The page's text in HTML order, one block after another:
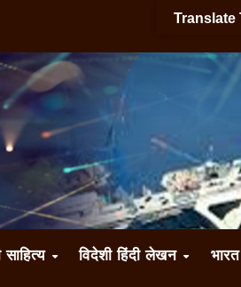
साहित्य विदेशी हिंदी लेखन
Translate